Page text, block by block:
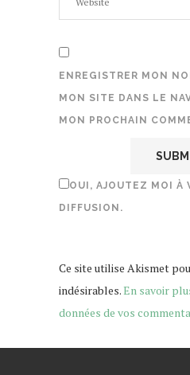
ENREGISTRER MON
MON SITE DANS LE
MON PROCHAIN
OUI, AJOUTEZ MOI À
DIFFUSION.
Ce site utilise Akismet
indésirables.En savoir
données de vos